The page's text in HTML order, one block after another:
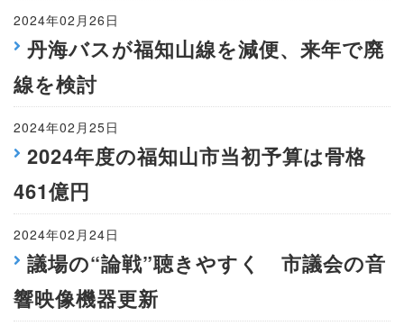
2024年02月26日
丹海バスが福知山線を減便、来年で廃
線を検討
2024年02月25日
2024年度の福知山市当初予算は骨格
461億円
2024年02月24日
議場の“論戦”聴きやすく 市議会の音
響映像機器更新